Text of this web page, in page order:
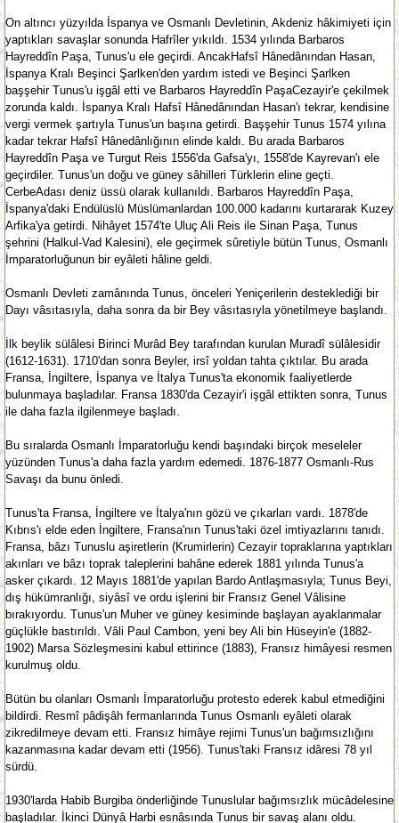
On altıncı yüzyılda İspanya ve Osmanlı Devletinin, Akdeniz hâkimiyeti için
yaptıkları savaşlar sonunda Hafrîler yıkıldı. 1534 yılında Barbaros
Hayreddîn Paşa, Tunus'u ele geçirdi. AncakHafsî Hânedânından Hasan,
İspanya Kralı Beşinci Şarlken'den yardım istedi ve Beşinci Şarlken
başşehir Tunus'u işgâl etti ve Barbaros Hayreddîn PaşaCezayir'e çekilmek
zorunda kaldı. İspanya Kralı Hafsî Hânedânından Hasan'ı tekrar, kendisine
vergi vermek şartıyla Tunus'un başına getirdi. Başşehir Tunus 1574 yılına
kadar tekrar Hafsî Hânedânlığının elinde kaldı. Bu arada Barbaros
Hayreddîn Paşa ve Turgut Reis 1556'da Gafsa'yı, 1558'de Kayrevan'ı ele
geçirdiler. Tunus'un doğu ve güney sâhilleri Türklerin eline geçti.
CerbeAdası deniz üssü olarak kullanıldı. Barbaros Hayreddîn Paşa,
İspanya'daki Endülüslü Müslümanlardan 100.000 kadarını kurtararak Kuzey
Arfika'ya getirdi. Nihâyet 1574'te Uluç Ali Reis ile Sinan Paşa, Tunus
şehrini (Halkul-Vad Kalesini), ele geçirmek sûretiyle bütün Tunus, Osmanlı
İmparatorluğunun bir eyâleti hâline geldi.
Osmanlı Devleti zamânında Tunus, önceleri Yeniçerilerin desteklediği bir
Dayı vâsıtasıyla, daha sonra da bir Bey vâsıtasıyla yönetilmeye başlandı.
İlk beylik sülâlesi Birinci Murâd Bey tarafından kurulan Muradî sülâlesidir
(1612-1631). 1710'dan sonra Beyler, irsî yoldan tahta çıktılar. Bu arada
Fransa, İngiltere, İspanya ve İtalya Tunus'ta ekonomik faaliyetlerde
bulunmaya başladılar. Fransa 1830'da Cezayir'i işgâl ettikten sonra, Tunus
ile daha fazla ilgilenmeye başladı.
Bu sıralarda Osmanlı İmparatorluğu kendi başındaki birçok meseleler
yüzünden Tunus'a daha fazla yardım edemedi. 1876-1877 Osmanlı-Rus
Savaşı da bunu önledi.
Tunus'ta Fransa, İngiltere ve İtalya'nın gözü ve çıkarları vardı. 1878'de
Kıbrıs'ı elde eden İngiltere, Fransa'nın Tunus'taki özel imtiyazlarını tanıdı.
Fransa, bâzı Tunuslu aşiretlerin (Krumirlerin) Cezayir topraklarına yaptıkları
akınları ve bâzı toprak taleplerini bahâne ederek 1881 yılında Tunus'a
asker çıkardı. 12 Mayıs 1881'de yapılan Bardo Antlaşmasıyla; Tunus Beyi,
dış hükümranlığı, siyâsî ve ordu işlerini bir Fransız Genel Vâlisine
bırakıyordu. Tunus'un Muher ve güney kesiminde başlayan ayaklanmalar
güçlükle bastırıldı. Vâli Paul Cambon, yeni bey Ali bin Hüseyin'e (1882-
1902) Marsa Sözleşmesini kabul ettirince (1883), Fransız himâyesi resmen
kurulmuş oldu.
Bütün bu olanları Osmanlı İmparatorluğu protesto ederek kabul etmediğini
bildirdi. Resmî pâdişâh fermanlarında Tunus Osmanlı eyâleti olarak
zikredilmeye devam etti. Fransız himâye rejimi Tunus'un bağımsızlığını
kazanmasına kadar devam etti (1956). Tunus'taki Fransız idâresi 78 yıl
sürdü.
1930'larda Habib Burgiba önderliğinde Tunuslular bağımsızlık mücâdelesine
başladılar. İkinci Dünyâ Harbi esnâsında Tunus bir savaş alanı oldu.